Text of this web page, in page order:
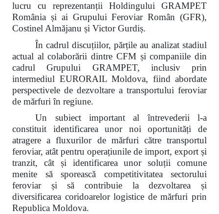
lucru cu reprezentanții Holdingului GRAMPET
România și ai Grupului Feroviar Român (GFR),
Costinel Almăjanu și Victor Gurdiș.
În cadrul discuțiilor, părțile au analizat stadiul
actual al colaborării dintre CFM și companiile din
cadrul Grupului GRAMPET, inclusiv prin
intermediul EURORAIL Moldova, fiind abordate
perspectivele de dezvoltare a transportului feroviar
de mărfuri în regiune.
Un subiect important al întrevederii l-a
constituit identificarea unor noi oportunități de
atragere a fluxurilor de mărfuri către transportul
feroviar, atât pentru operațiunile de import, export și
tranzit, cât și identificarea unor soluții comune
menite să sporească competitivitatea sectorului
feroviar și să contribuie la dezvoltarea și
diversificarea coridoarelor logistice de mărfuri prin
Republica Moldova.